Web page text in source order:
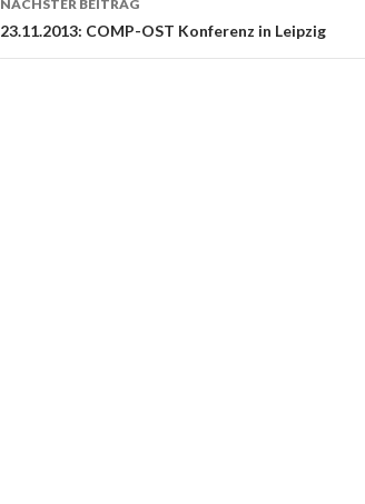
NÄCHSTER BEITRAG
23.11.2013: COMP-OST Konferenz in Leipzig